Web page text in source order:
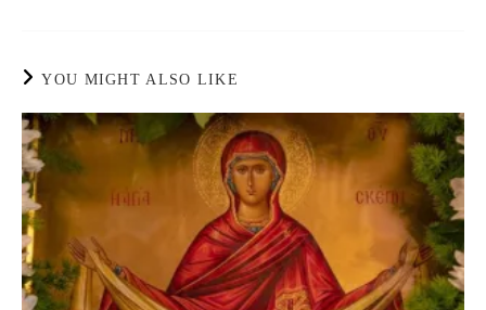
YOU MIGHT ALSO LIKE